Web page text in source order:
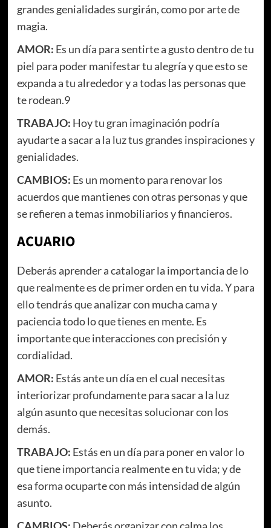
grandes genialidades surgirán, como por arte de
magia.
AMOR: Es un día para sentirte a gusto dentro de tu
piel para poder manifestar tu alegría y que esto se
expanda a tu alrededor y a todas las personas que
te rodean.9
TRABAJO: Hoy tu gran imaginación podría
ayudarte a sacar a la luz tus grandes inspiraciones y
genialidades.
CAMBIOS: Es un momento para renovar los
acuerdos que mantienes con otras personas y que
se refieren a temas inmobiliarios y financieros.
ACUARIO
Deberás aprender a catalogar la importancia de lo
que realmente es de primer orden en tu vida. Y para
ello tendrás que analizar con mucha cama y
paciencia todo lo que tienes en mente. Es
importante que interacciones con precisión y
cordialidad.
AMOR: Estás ante un día en el cual necesitas
interiorizar profundamente para sacar a la luz
algún asunto que necesitas solucionar con los
demás.
TRABAJO: Estás en un día para poner en valor lo
que tiene importancia realmente en tu vida; y de
esa forma ocuparte con más intensidad de algún
asunto.